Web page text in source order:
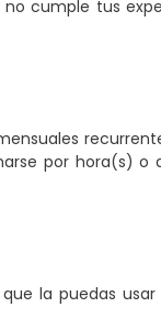
cumple tus
por hora(s) o
la puedas